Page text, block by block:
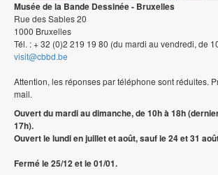
Musée de la Bande Dessinée - Bruxelles
Rue des Sables 20
1000 Bruxelles
Tél. : + 32 (0)2 219 19 80 (du mardi au vendredi, de
visit@cbbd.be
Attention, les réponses par téléphone sont réduites.
mail.
Ouvert du mardi au dimanche, de 10h à 18h
17h).
Ouvert le lundi en juillet et août, sauf le 24 et 31
Fermé le 25/12 et le 01/01.